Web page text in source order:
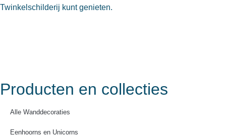
Twinkelschilderij kunt genieten.
Producten en collecties
Alle Wanddecoraties
Eenhoorns en Unicorns